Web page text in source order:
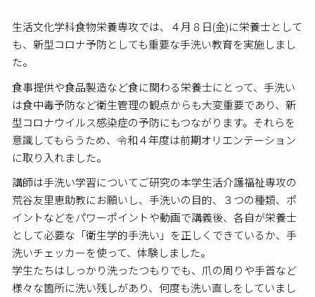
生活文化学科食物栄養専攻では、４月８日(金)に栄養士として
も、新型コロナ予防としても重要な手洗い教育を実施しまし
た。
食事提供や食品製造など食に関わる栄養士にとって、手洗い
は食中毒予防など衛生管理の観点からも大変重要であり、新
型コロナウイルス感染症の予防にもつながります。それらを
意識してもらうため、令和４年度は前期オリエンテーション
に取り入れました。
講師は手洗い学習についてご研究の本学生活介護福祉専攻の
荒谷友里恵助教にお願いし、手洗いの目的、３つの種類、ポ
イントなどをパワーポイントや動画で講義後、各自が栄養士
として必要な「衛生学的手洗い」を正しくできているか、手
洗いチェッカーを使って、体験しました。
学生たちはしっかり洗ったつもりでも、爪の周りや手首など
様々な箇所に洗い残しがあり、何度も洗い直しをしていまし